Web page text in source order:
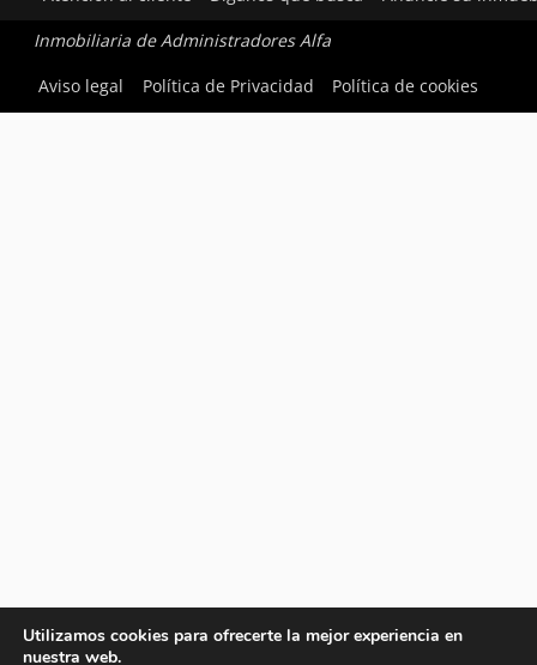
Inmobiliaria de Administradores Alfa
Aviso legal
Política de Privacidad Política de cookies
Utilizamos cookies para ofrecerte la mejor experiencia en
nuestra web.